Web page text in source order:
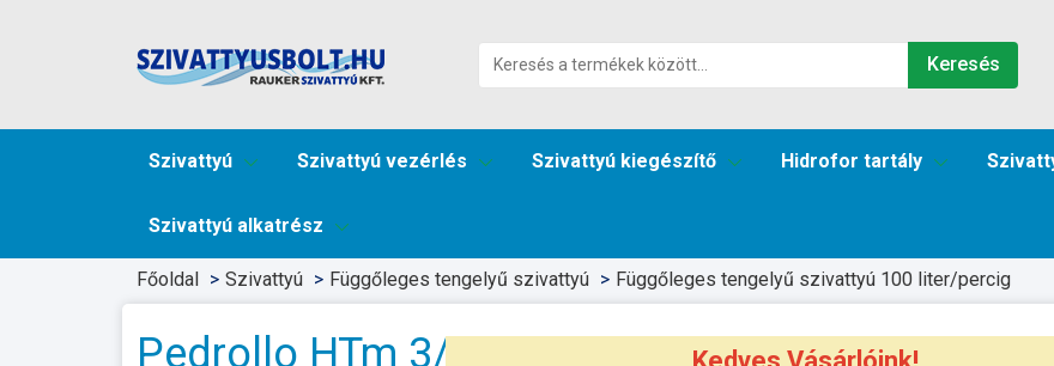
Keresés
Szivattyú Szivattyú vezérlés Szivattyú kiegészítő Hidrofor tartály
Szivattyú alkatrész
Főoldal Szivattyú Függőleges tengelyű szivattyú Függőleges tengelyű szivattyú 100 liter/percig
Pedrollo HTm 3/5